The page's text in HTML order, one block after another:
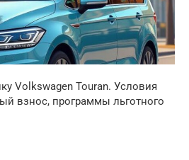
Volkswagen Touran. Условия
взнос, программы льготного